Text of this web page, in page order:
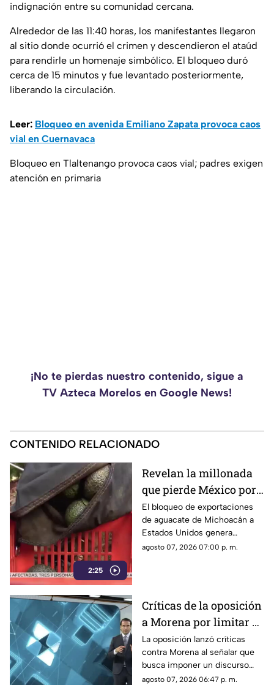
indignación entre su comunidad cercana.
Alrededor de las 11:40 horas, los manifestantes llegaron
al sitio donde ocurrió el crimen y descendieron el ataúd
para rendirle un homenaje simbólico. El bloqueo duró
cerca de 15 minutos y fue levantado posteriormente,
liberando la circulación.
Leer: Bloqueo en avenida Emiliano Zapata provoca caos
vial en Cuernavaca
Bloqueo en Tlaltenango provoca caos vial; padres exigen
atención en primaria
¡No te pierdas nuestro contenido, sigue a
TV Azteca Morelos en Google News!
CONTENIDO RELACIONADO
2:25
Revelan la millonada
que pierde México por
el bloqueo de Estados
Unidos al aguacate de
Michoacán
El bloqueo de exportaciones
de aguacate de Michoacán a
Estados Unidos genera
pérdidas millonarias.
agosto 07, 2026 07:00 p. m.
Críticas de la oposición
a Morena por limitar el
debate político
La oposición lanzó críticas
contra Morena al señalar que
busca imponer un discurso
único y limitar las voces que
agosto 07, 2026 06:47 p. m.